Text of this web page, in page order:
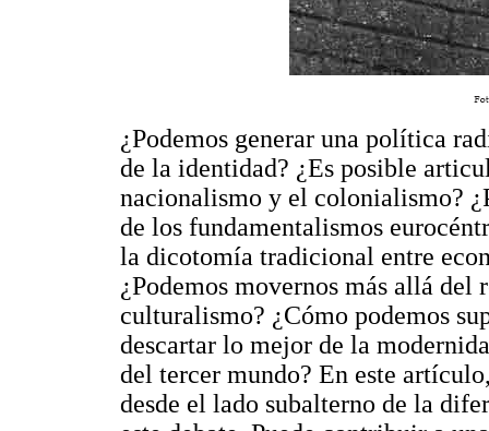
¿Podemos generar una política
de la identidad? ¿Es posible
nacionalismo y el colonialismo?
de los fundamentalismos
la dicotomía tradicional entre
¿Podemos movernos más allá
culturalismo? ¿Cómo podemos
descartar lo mejor de la
del tercer mundo? En este
desde el lado subalterno de la